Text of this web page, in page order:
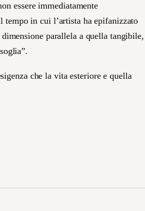
essere immediatamente
tempo in cui l’artista ha epifanizzato
parallela a quella tangibile,
che la vita esteriore e quella